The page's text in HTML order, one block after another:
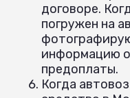
договоре.
погружен на
информацию о
предоплаты.
Когда